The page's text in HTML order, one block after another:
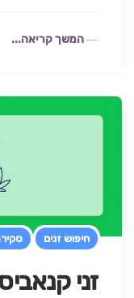
המשך קריאה...
חיפוש זנים
זני